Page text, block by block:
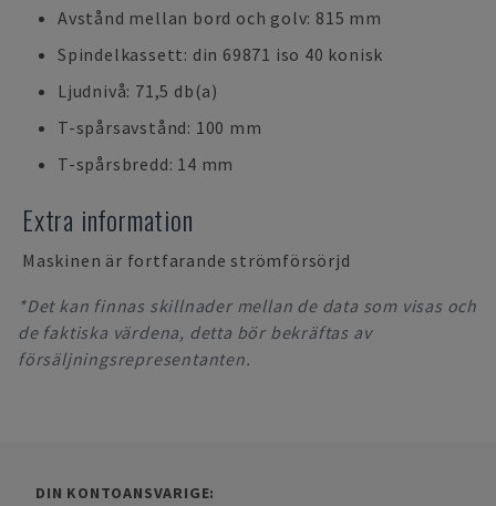
Avstånd mellan bord och golv: 815 mm
Spindelkassett: din 69871 iso 40 konisk
Ljudnivå: 71,5 db(a)
T-spårsavstånd: 100 mm
T-spårsbredd: 14 mm
Extra information
Maskinen är fortfarande strömförsörjd
*Det kan finnas skillnader mellan de data som visas och
de faktiska värdena, detta bör bekräftas av
försäljningsrepresentanten.
DIN KONTOANSVARIGE: